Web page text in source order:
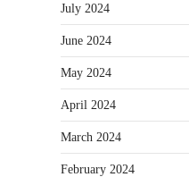
July 2024
June 2024
May 2024
April 2024
March 2024
February 2024